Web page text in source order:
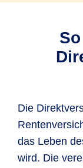
Die
das Leben
wird. Die